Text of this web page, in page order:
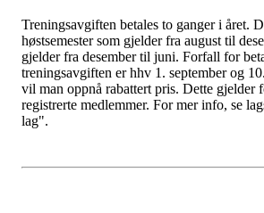
Treningsavgiften betales to ganger i året.
høstsemester som gjelder fra august til
gjelder fra desember til juni. Forfall for
treningsavgiften er hhv 1. september og
vil man oppnå rabattert pris. Dette gjelder
registrerte medlemmer. For mer info, se
lag".